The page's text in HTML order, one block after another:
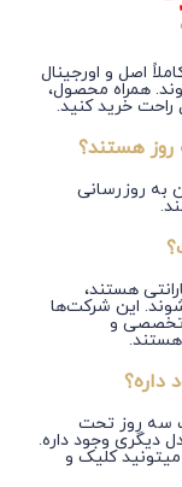
اصل و اورجینال
همراه محصول،
راحت خرید کنید.
به روزرسانی
هستند،
این شرکت‌ها
تخصصی و
هستند.
سه روز تحت
دیگری وجود داره.
کلیک و